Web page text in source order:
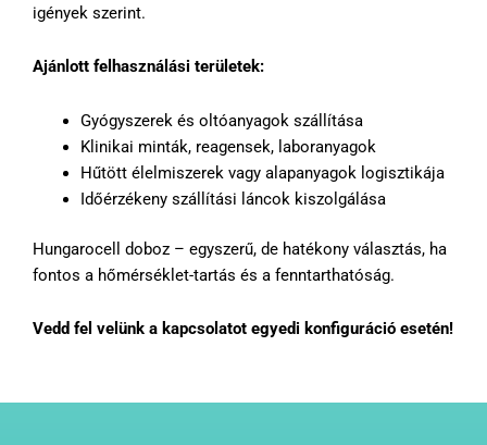
igények szerint.
Ajánlott felhasználási területek:
Gyógyszerek és oltóanyagok szállítása
Klinikai minták, reagensek, laboranyagok
Hűtött élelmiszerek vagy alapanyagok logisztikája
Időérzékeny szállítási láncok kiszolgálása
Hungarocell doboz – egyszerű, de hatékony választás, ha
fontos a hőmérséklet-tartás és a fenntarthatóság.
Vedd fel velünk a kapcsolatot egyedi konfiguráció esetén!